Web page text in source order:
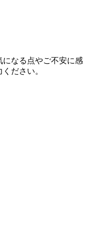
なる点やご不安に感
ださい。